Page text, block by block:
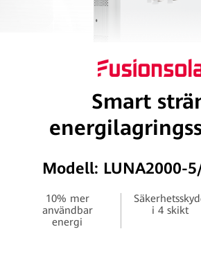
Smart
Modell: LUNA2000-
10% mer
användbar
energi
i 4 skikt